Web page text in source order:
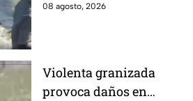
guía aceleró a tiempo para
08 agosto, 2026
Violenta granizada
provoca daños en